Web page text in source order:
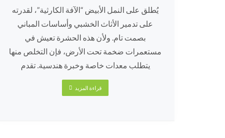
يُطلق على النمل الأبيض “الآفة الكارثية”، لقدرته
على تدمير الأثاث الخشبي وأساسات المباني
بصمت تام. ولأن هذه الحشرة تعيش في
مستعمرات ضخمة تحت الأرض، فإن التخلص منها
يتطلب معدات خاصة وخبرة هندسية. تقدم
قراءة المزيد